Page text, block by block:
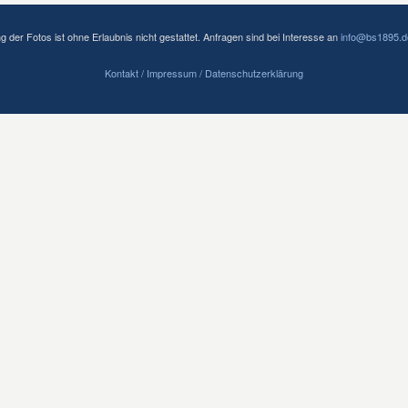
der Fotos ist ohne Erlaubnis nicht gestattet. Anfragen sind bei Interesse an
Kontakt / Impressum/ Datenschutzerklärung